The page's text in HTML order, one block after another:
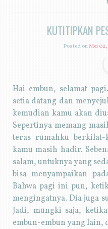
SKIP TO CONTENT
KUTITIPKAN
Posted onMei
Hai embun, selamat
setia datang dan
kemudian kamu akan
Sepertinya memang
teras rumahku
kamu masih hadir.
salam, untuknya yang
bisa menyampaikan
Bahwa pagi ini pun,
mengingatnya. Dia juga
Jadi, mungki saja,
embun-embun yang lain,